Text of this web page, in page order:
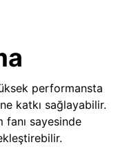
performansta
katkı sağlayabilir.
fanı sayesinde